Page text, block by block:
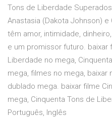
Tons de Liberdade
Anastasia (Dakota Johnson)
têm amor, intimidade,
e um promissor futuro. baixar
Liberdade no mega,
mega, filmes no mega,
dublado mega. baixar filme
mega, Cinquenta Tons de
Português, Inglês